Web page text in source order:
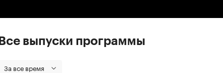
Все выпуски программы
За все время